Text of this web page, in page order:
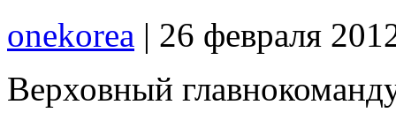
onekorea | 26 февраля
Верховный